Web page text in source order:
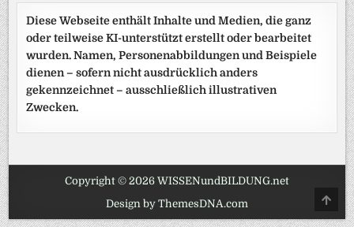
Diese Webseite enthält Inhalte und Medien, die ganz
oder teilweise KI-unterstützt erstellt oder bearbeitet
wurden. Namen, Personenabbildungen und Beispiele
dienen – sofern nicht ausdrücklich anders
gekennzeichnet – ausschließlich illustrativen
Zwecken.
Copyright © 2026 WISSENundBILDUNG.net
Design by ThemesDNA.com
TOP